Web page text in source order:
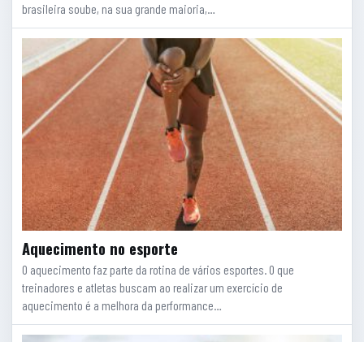
brasileira soube, na sua grande maioria,…
Aquecimento no esporte
O aquecimento faz parte da rotina de vários esportes. O que
treinadores e atletas buscam ao realizar um exercício de
aquecimento é a melhora da performance…